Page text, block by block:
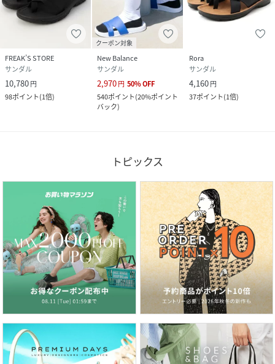
FREAK’S STORE
サンダル
10,780円
98ポイント(1倍)
クーポン対象
New Balance
サンダル
2,970円 50%OFF
540ポイント(20%ポイント
バック)
Rora
サンダル
4,160円
37ポイント(1倍)
トピックス